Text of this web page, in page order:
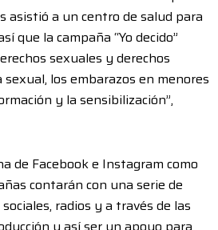
asistió a un centro de salud para
que la campaña “Yo decido”
sexuales y derechos
los embarazos en menores
y la sensibilización”,
de Facebook e Instagram como
contarán con una serie de
radios y a través de las